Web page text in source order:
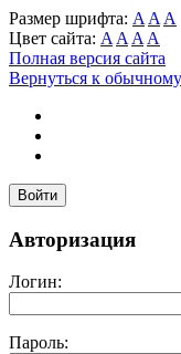
Размер шрифта: A A A
Цвет сайта: A A A A
Полная версия сайта
Вернуться к
Войти
Авторизация
Логин:
Пароль: